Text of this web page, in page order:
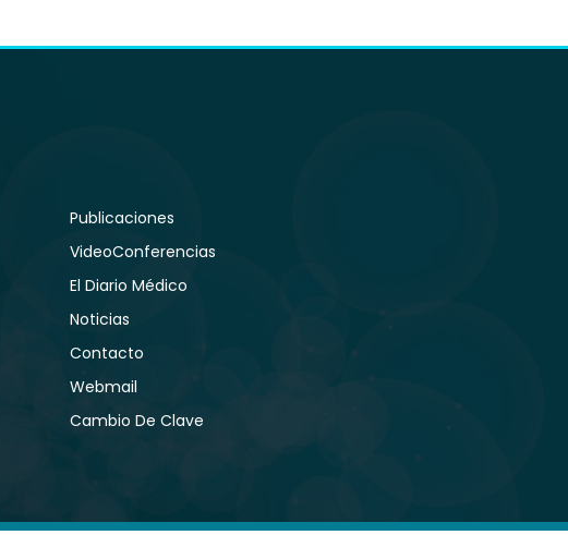
Publicaciones
VideoConferencias
El Diario Médico
Noticias
Contacto
Webmail
Cambio De Clave